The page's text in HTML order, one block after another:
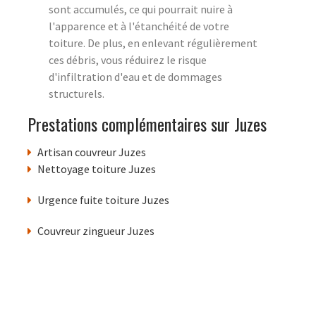
sont accumulés, ce qui pourrait nuire à
l'apparence et à l'étanchéité de votre
toiture. De plus, en enlevant régulièrement
ces débris, vous réduirez le risque
d'infiltration d'eau et de dommages
structurels.
Prestations complémentaires sur Juzes
Artisan couvreur Juzes
Nettoyage toiture Juzes
Urgence fuite toiture Juzes
Couvreur zingueur Juzes